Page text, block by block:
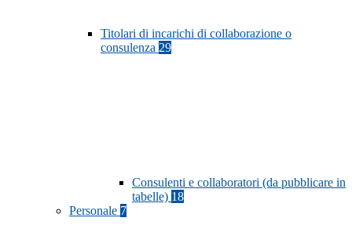
Titolari di incarichi di collaborazione o
consulenza 29
Consulenti e collaboratori (da pubblicare in
tabelle) 18
Personale 7